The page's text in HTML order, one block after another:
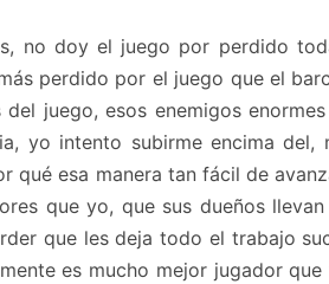
no doy el juego por perdido
perdido por el juego que el
juego, esos enemigos
yo intento subirme encima del,
qué esa manera tan fácil de
que yo, que sus dueños
que les deja todo el trabajo
es mucho mejor jugador